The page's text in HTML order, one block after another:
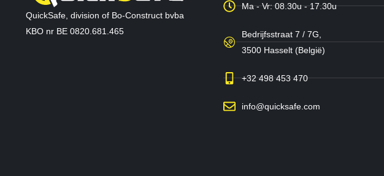
QuickSafe, division of Bo-Construct bvba
KBO nr BE 0820.681.465
Ma - Vr: 08.30u - 17.30u
Bedrijfsstraat 7 / 7G,
3500 Hasselt (België)
+32 498 453 470
info@quicksafe.com